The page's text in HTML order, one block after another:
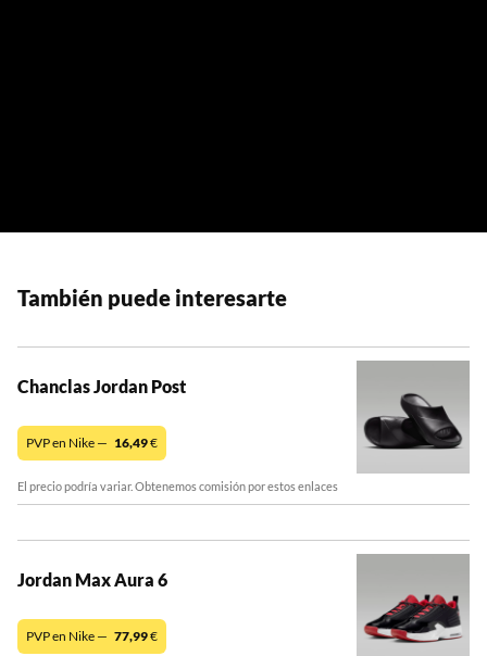
También puede interesarte
Chanclas Jordan Post
PVP en Nike — 16,49€
El precio podría variar. Obtenemos comisión por estos enlaces
Jordan Max Aura 6
PVP en Nike — 77,99€